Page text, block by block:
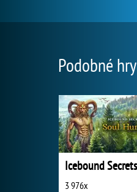
Podobné hry
3 976x